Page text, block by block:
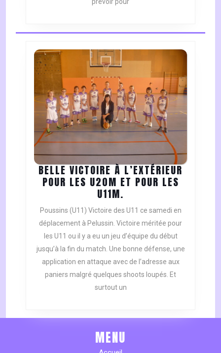
prévoir pour
BELLE VICTOIRE À L’EXTÉRIEUR
POUR LES U20M ET POUR LES
U11M.
VICTOIRE
À
L’EXTÉRIEUR
POUR
LES
U20M
ET
POUR
Poussins (U11) Victoire des U11 ce samedi en
déplacement à Pelussin. Victoire méritée pour
les U11 ou il y a eu un jeu d’équipe du début
jusqu’à la fin du match. Une bonne défense, une
application en attaque avec de l’adresse aux
paniers malgré quelques shoots loupés. Et
surtout un
MENU